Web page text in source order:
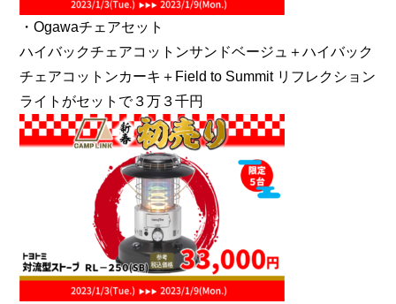
・Ogawaチェアセット
ハイバックチェアコットンサンドベージュ＋ハイバック
チェアコットンカーキ＋Field to Summit リフレクション
ライトがセットで３万３千円